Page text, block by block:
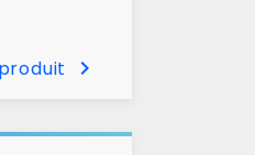
chevron_right